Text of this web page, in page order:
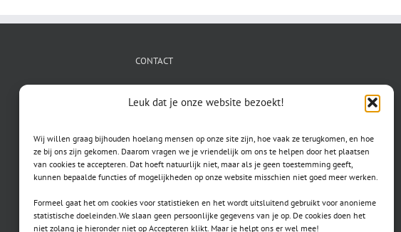
Leuk dat je onze website bezoekt!
Wij willen graag bijhouden hoelang mensen op onze site zijn, hoe vaak ze terugkomen, en hoe
ze bij ons zijn gekomen. Daarom vragen we je vriendelijk om ons te helpen door het plaatsen
van cookies te accepteren. Dat hoeft natuurlijk niet, maar als je geen toestemming geeft,
kunnen bepaalde functies of mogelijkheden op onze website misschien niet goed meer werken.
Formeel gaat het om cookies voor statistieken en het wordt uitsluitend gebruikt voor anonieme
statistische doeleinden.We slaan geen persoonlijke gegevens van je op. De cookies doen het
niet zolang je hieronder niet op Accepteren klikt. Maar je helpt ons er wel mee!
CONTACT